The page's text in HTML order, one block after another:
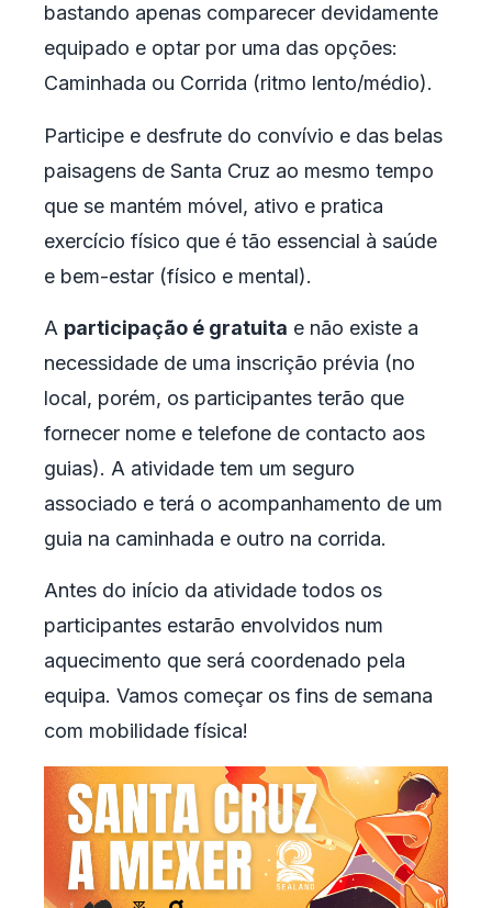
bastando apenas comparecer devidamente
equipado e optar por uma das opções:
Caminhada ou Corrida (ritmo lento/médio).
Participe e desfrute do convívio e das belas
paisagens de Santa Cruz ao mesmo tempo
que se mantém móvel, ativo e pratica
exercício físico que é tão essencial à saúde
e bem-estar (físico e mental).
A participação é gratuita e não existe a
necessidade de uma inscrição prévia (no
local, porém, os participantes terão que
fornecer nome e telefone de contacto aos
guias). A atividade tem um seguro
associado e terá o acompanhamento de um
guia na caminhada e outro na corrida.
Antes do início da atividade todos os
participantes estarão envolvidos num
aquecimento que será coordenado pela
equipa. Vamos começar os fins de semana
com mobilidade física!